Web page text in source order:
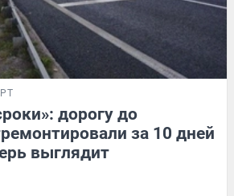
дорогу до
за 10 дней
выглядит